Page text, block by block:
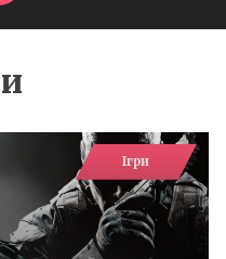
Ігри